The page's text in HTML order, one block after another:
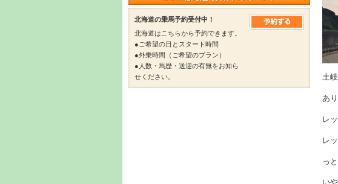
土
あ
レ
レ
っ
い
北海道の乗馬予約受付中！
北海道はこちらから予約できます。
●ご希望の日とスタート時間
●外乗時間（ご希望のプラン）
●人数・馬歴・送迎の有無をお知ら
せください。